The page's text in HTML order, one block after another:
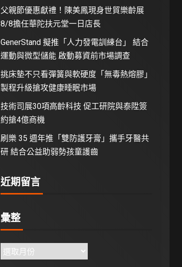
父親節優惠獻禮！陳美鳳現身世貿樂齡展
8/8擔任華陀扶元堂一日店長
GenerStand 擬推「人力發電訓練台」 結合
運動與微型儲能 啟動募資前市場調查
挑床墊不只看彈簧與軟硬度「無毒熱熔膠」
製程升級搶攻健康睡眠市場
技術司展30項高齡科技 促工研院與泰陞簽
約搶4億商機
刷樂 35 週年推「雙防護牙膏」攜手牙醫共
研 結合公益助弱勢孩童護齒
近期留言
彙整